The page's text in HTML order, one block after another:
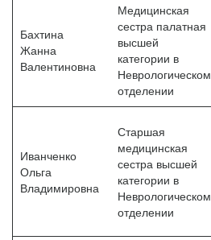
Бахтина
Жанна
Валентиновна
Медицинская
сестра палатная
высшей
категории в
Неврологическом
отделении
Иванченко
Ольга
Владимировна
Старшая
медицинская
сестра высшей
категории в
Неврологическом
отделении